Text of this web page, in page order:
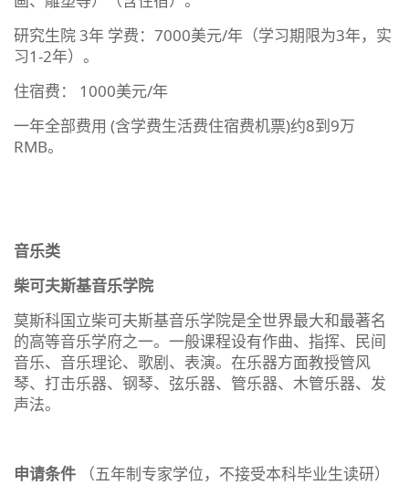
研究生院 3年 学费：7000美元/年（学习期限为3年，实
习1-2年）。
住宿费： 1000美元/年
一年全部费用 (含学费生活费住宿费机票)约8到9万
RMB。
音乐类
柴可夫斯基音乐学院
莫斯科国立柴可夫斯基音乐学院是全世界最大和最著名
的高等音乐学府之一。一般课程设有作曲、指挥、民间
音乐、音乐理论、歌剧、表演。在乐器方面教授管风
琴、打击乐器、钢琴、弦乐器、管乐器、木管乐器、发
声法。
申请条件 （五年制专家学位，不接受本科毕业生读研）